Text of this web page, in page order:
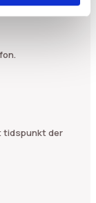
tidspunkt der